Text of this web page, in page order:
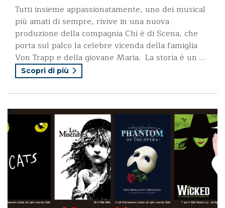
Tutti insieme appassionatamente, uno dei musical
più amati di sempre, rivive in una nuova
produzione della compagnia Chi è di Scena, che
porta sul palco la celebre vicenda della famiglia
Von Trapp e della giovane Maria. La storia è un …
Scopri di più